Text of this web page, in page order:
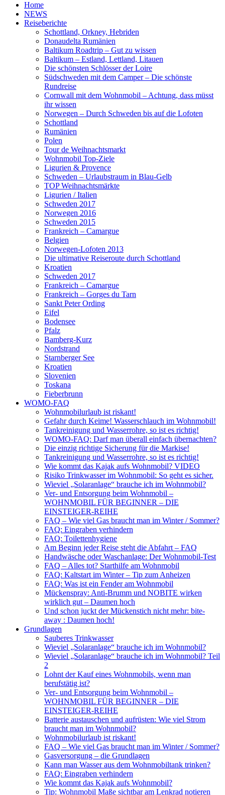
Home
NEWS
Reiseberichte
Schottland, Orkney, Hebriden
Donaudelta Rumänien
Baltikum Roadtrip – Gut zu wissen
Baltikum – Estland, Lettland, Litauen
Die schönsten Schlösser der Loire
Südschweden mit dem Camper – Die schönste
Rundreise
Cornwall mit dem Wohnmobil – Achtung, dass müsst
ihr wissen
Norwegen – Durch Schweden bis auf die Lofoten
Schottland
Rumänien
Polen
Tour de Weihnachtsmarkt
Wohnmobil Top-Ziele
Ligurien & Provence
Schweden – Urlaubstraum in Blau-Gelb
TOP Weihnachtsmärkte
Ligurien / Italien
Schweden 2017
Norwegen 2016
Schweden 2015
Frankreich – Camargue
Belgien
Norwegen-Lofoten 2013
Die ultimative Reiseroute durch Schottland
Kroatien
Schweden 2017
Frankreich – Camargue
Frankreich – Gorges du Tarn
Sankt Peter Ording
Eifel
Bodensee
Pfalz
Bamberg-Kurz
Nordstrand
Starnberger See
Kroatien
Slovenien
Toskana
Fieberbrunn
WOMO-FAQ
Wohnmobilurlaub ist riskant!
Gefahr durch Keime! Wasserschlauch im Wohnmobil!
Tankreinigung und Wasserrohre, so ist es richtig!
WOMO-FAQ: Darf man überall einfach übernachten?
Die einzig richtige Sicherung für die Markise!
Tankreinigung und Wasserrohre, so ist es richtig!
Wie kommt das Kajak aufs Wohnmobil? VIDEO
Risiko Trinkwasser im Wohnmobil: So geht es sicher.
Wieviel „Solaranlage“ brauche ich im Wohnmobil?
Ver- und Entsorgung beim Wohnmobil –
WOHNMOBIL FÜR BEGINNER – DIE
EINSTEIGER-REIHE
FAQ – Wie viel Gas braucht man im Winter / Sommer?
FAQ: Eingraben verhindern
FAQ: Toilettenhygiene
Am Beginn jeder Reise steht die Abfahrt – FAQ
Handwäsche oder Waschanlage: Der Wohnmobil-Test
FAQ – Alles tot? Starthilfe am Wohnmobil
FAQ: Kaltstart im Winter – Tip zum Anheizen
FAQ: Was ist ein Fender am Wohnmobil
Mückenspray: Anti-Brumm und NOBITE wirken
wirklich gut – Daumen hoch
Und schon juckt der Mückenstich nicht mehr: bite-
away : Daumen hoch!
Grundlagen
Sauberes Trinkwasser
Wieviel „Solaranlage“ brauche ich im Wohnmobil?
Wieviel „Solaranlage“ brauche ich im Wohnmobil? Teil
2
Lohnt der Kauf eines Wohnmobils, wenn man
berufstätig ist?
Ver- und Entsorgung beim Wohnmobil –
WOHNMOBIL FÜR BEGINNER – DIE
EINSTEIGER-REIHE
Batterie austauschen und aufrüsten: Wie viel Strom
braucht man im Wohnmobil?
Wohnmobilurlaub ist riskant!
FAQ – Wie viel Gas braucht man im Winter / Sommer?
Gasversorgung – die Grundlagen
Kann man Wasser aus dem Wohnmobiltank trinken?
FAQ: Eingraben verhindern
Wie kommt das Kajak aufs Wohnmobil?
Tip: Wohnmobil Maße sichtbar am Lenkrad notieren